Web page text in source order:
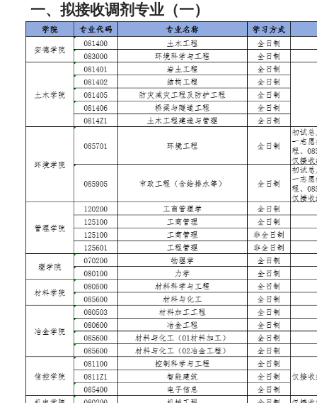
一、拟接收调剂专业（一）